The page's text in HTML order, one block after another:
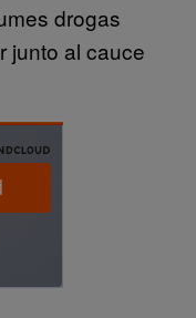
drogas
junto al cauce